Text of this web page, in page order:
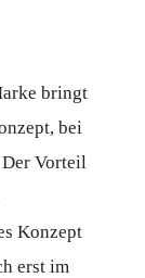
bringt
bei
Vorteil
Konzept
erst im